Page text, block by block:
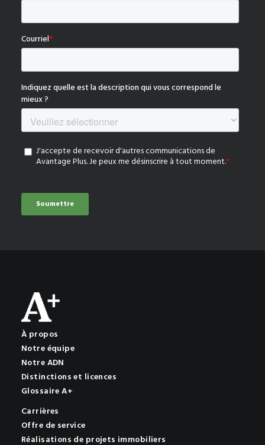
À propos
Notre équipe
Notre ADN
Distinctions et licences
Glossaire A+
Carrières
Offre de service
Réalisations de projets immobiliers